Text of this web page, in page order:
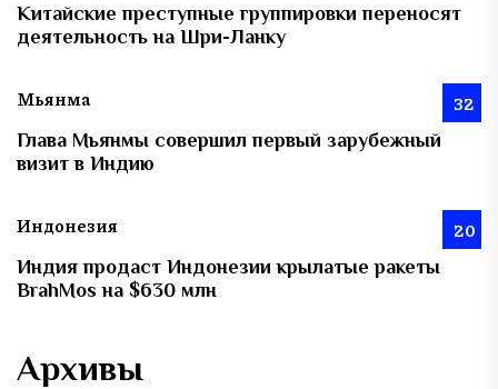
Китайские преступные группировки переносят
деятельность на Шри-Ланку
Мьянма 32
Глава Мьянмы совершил первый зарубежный
визит в Индию
Индонезия 20
Индия продаст Индонезии крылатые ракеты
BrahMos на $630 млн
Архивы